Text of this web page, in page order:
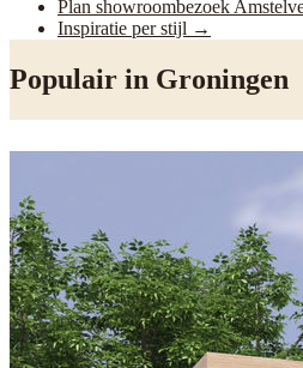
Plan showroombezoek
Inspiratie per stijl →
Populair in Groningen